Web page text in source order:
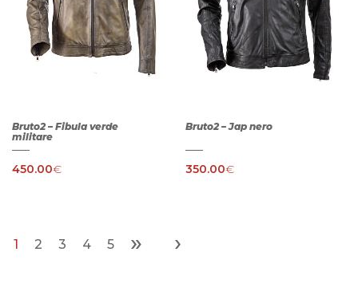
Bruto2 – Fibula verde
militare
450.00€
Bruto2 – Jap nero
350.00€
1 2 3 4 5 » ›